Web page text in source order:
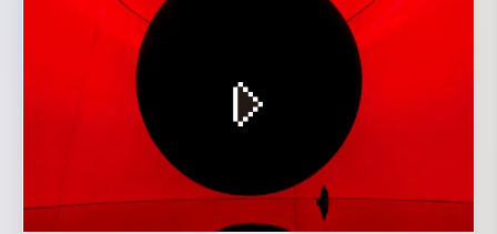
う。それは、環境とは切り離せず、環境変化とともに変化す
る。これまでの物体による存在の常識を超越し、中空に存在
を維持し、存在の輪郭が曖昧である。人がその存在の中に身
体ごと入り込んでも存在が維持され、壊れても自らの存在を
修復する。 開いた系を前提とした彫刻である。 この空間に
は、物質は、水と空気とごく普通の石鹸しか存在していな
い。 空間を泡で埋め尽くし、特異な環境を創り、空間にエネ
ルギーの秩序を生み出す。そうすると、泡の海から巨大な塊
が生まれ、浮き上がり、中空に定常する。 現在の生物学上
ン図鑑をつくっていく。 スマートフォンのカメラで、空間を
歩いている動物を見て、そのカメラに映っている動物に「観
察の目」を放つと、現実の空間に飛ぶ。「観察の目」が動物
に当たると空間からその動物は消え、自分のスマートフォン
に入り、コレクションされる。 捕まえた動物を、カメラで見
えている場所にスワイプすると、リリースされ、その場所に
元に「観察のあみ」が張られる。まわりの人々と協力しなが